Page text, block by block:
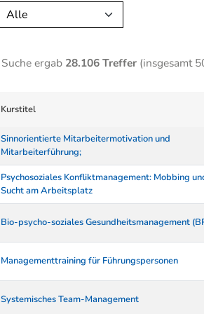
Alle
Suche ergab 28.106 Treffer (insgesamt
Kurstitel
Sinnorientierte Mitarbeitermotivation und
Mitarbeiterführung;
Psychosoziales Konfliktmanagement: Mobbing
Sucht am Arbeitsplatz
Bio-psycho-soziales Gesundheitsmanagement
Managementtraining für Führungspersonen
Systemisches Team-Management